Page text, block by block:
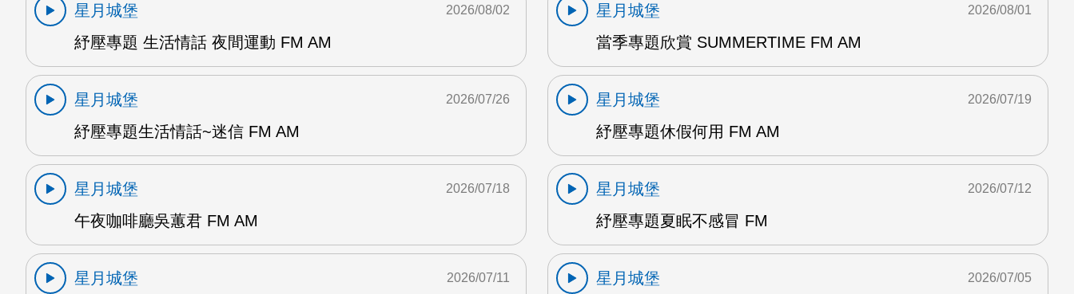
星月城堡
紓壓專題 生活情話 夜間運動 FM AM
2026/08/02
星月城堡
當季專題欣賞 SUMMERTIME FM AM
2026/08/01
星月城堡
紓壓專題生活情話~迷信 FM AM
2026/07/26
星月城堡
紓壓專題休假何用 FM AM
2026/07/19
星月城堡
午夜咖啡廳吳蕙君 FM AM
2026/07/18
星月城堡
紓壓專題夏眠不感冒 FM
2026/07/12
星月城堡
2026/07/11
星月城堡
2026/07/05